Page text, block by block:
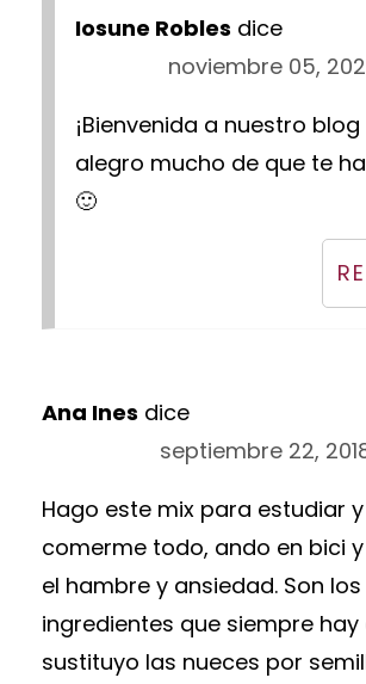
Iosune Robles dice
noviembre 05,
¡Bienvenida a nuestro blog
alegro mucho de que te
🙂
Ana Ines dice
septiembre 22,
Hago este mix para estudiar
comerme todo, ando en bici
el hambre y ansiedad. Son los
ingredientes que siempre hay
sustituyo las nueces por